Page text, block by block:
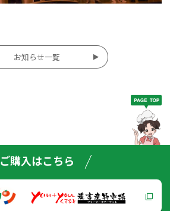
お知らせ一覧
ご購入はこちら